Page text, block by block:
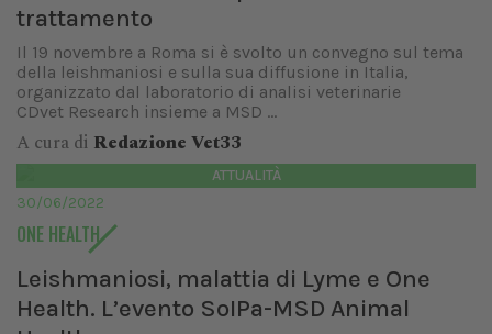
trattamento
Il 19 novembre a Roma si è svolto un convegno sul tema
della leishmaniosi e sulla sua diffusione in Italia,
organizzato dal laboratorio di analisi veterinarie
CDvet Research insieme a MSD ...
A cura di Redazione Vet33
ATTUALITÀ
30/06/2022
ONE HEALTH
Leishmaniosi, malattia di Lyme e One
Health. L’evento SoIPa-MSD Animal